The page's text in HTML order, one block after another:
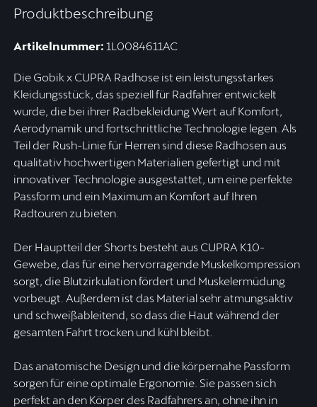
Produktbeschreibung
Artikelnummer: 1L0084611AC
Die Gobik x CUPRA Radhose ist ein leistungsstarkes
Kleidungsstück, das speziell für Radfahrer entwickelt
wurde, die bei ihrer Radbekleidung Wert auf Komfort,
Aerodynamik und fortschrittliche Technologie legen. Als
Teil der Rush-Linie für Herren sind diese Radhosen aus
qualitativ hochwertigen Materialien gefertigt und mit
innovativer Technologie ausgestattet, um eine perfekte
Passform und ein Maximum an Komfort auf Ihren
Radtouren zu bieten.
Der Hauptteil der Shorts besteht aus CUPRA K10-
Gewebe, das für eine hervorragende Muskelkompression
sorgt, die Blutzirkulation fördert und Muskelermüdung
vorbeugt. Außerdem ist das Material sehr atmungsaktiv
und schweißableitend, so dass die Haut während der
gesamten Fahrt trocken und kühl bleibt.
Das anatomische Design und die körpernahe Passform
sorgen für eine optimale Ergonomie. Sie passen sich
perfekt an den Körper des Radfahrers an, ohne ihn in